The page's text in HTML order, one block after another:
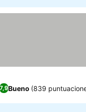
7,9Bueno (839